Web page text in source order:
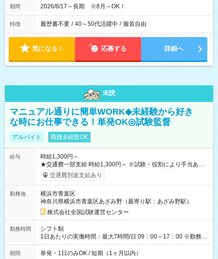
期間 2026/8/17～長期 ※8月～OK！
特徴 履歴書不要 / 40～50代活躍中 / 服装自由
気になる！ 応募する 詳細へ
未読
マニュアル通りに簡単WORK◆未経験から好き
な時にお仕事できる！単発OK◎試験監督
アルバイト 職種未経験OK
給与
時給1,300円～
★交通費一部支給 時給1,300円～ ※試験・役割により手当あり
※勤務回数により昇給あり 【即給（前払い）オプションあ
り！】 希望される場合、勤務から1週間ほどで給与の一部を受け
例】 ・河合塾模擬試験 8:30～17:30（休憩1時間） 時給1,300円
×8時間＝日収10,400円＋交通費 ※当日の役割により時給＋100
円の場合あり ・国家試験 7:00～13:30（休憩なし） 時給1,300
円（役割手当＋100円）×6時間＝日収8,400円＋交通費 【試用期
間】試用期間なし
交通費別途支給あり
勤務地
横浜市青葉区
神奈川県横浜市青葉区あざみ野（最寄り駅：あざみ野駅）
株式会社全国試験運営センター
勤務時間
シフト制
1日あたりの実働時間：最大7時間/日 09：00～17：00 ※勤務時
間は 試験により異なります。
期間 単発・1日のみOK / 短期（1ヶ月以内）